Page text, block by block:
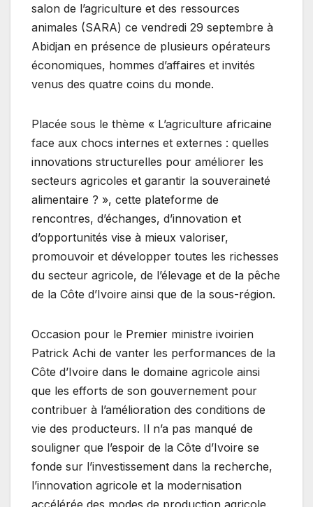
salon de l’agriculture et des ressources
animales (SARA) ce vendredi 29 septembre à
Abidjan en présence de plusieurs opérateurs
économiques, hommes d’affaires et invités
venus des quatre coins du monde.
Placée sous le thème « L’agriculture africaine
face aux chocs internes et externes : quelles
innovations structurelles pour améliorer les
secteurs agricoles et garantir la souveraineté
alimentaire ? », cette plateforme de
rencontres, d’échanges, d’innovation et
d’opportunités vise à mieux valoriser,
promouvoir et développer toutes les richesses
du secteur agricole, de l’élevage et de la pêche
de la Côte d’Ivoire ainsi que de la sous-région.
Occasion pour le Premier ministre ivoirien
Patrick Achi de vanter les performances de la
Côte d’Ivoire dans le domaine agricole ainsi
que les efforts de son gouvernement pour
contribuer à l’amélioration des conditions de
vie des producteurs. Il n’a pas manqué de
souligner que l’espoir de la Côte d’Ivoire se
fonde sur l’investissement dans la recherche,
l’innovation agricole et la modernisation
accélérée des modes de production agricole.